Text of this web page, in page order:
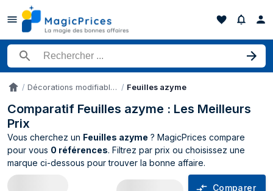
Rechercher un produit
Accueil Décorations modifiables Feuilles azyme
Comparatif Feuilles azyme : Les Meilleurs
Prix
Vous cherchez un Feuilles azyme ? MagicPrices compare
pour vous 0 références. Filtrez par prix ou choisissez une
marque ci-dessous pour trouver la bonne affaire.
Comparer